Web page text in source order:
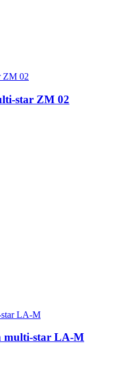
star ZM 02
multi-star LA-M